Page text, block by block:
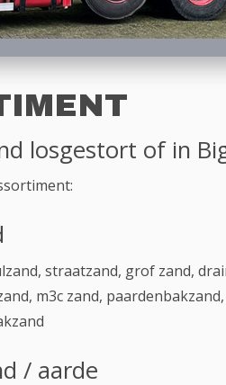
losgestort of in
straatzand, grof zand,
m3c zand,
/ aarde